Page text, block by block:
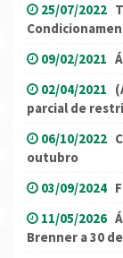
25/07/2022
09/02/2021
02/04/2021
parcial de
06/10/2022
outubro
03/09/2024
11/05/2026
Brenner a 30